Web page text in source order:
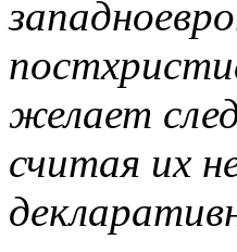
желает
считая их